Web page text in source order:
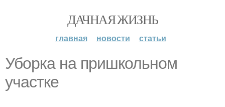
ДАЧНАЯ ЖИЗНЬ
главная новости статьи
Уборка на пришкольном
участке